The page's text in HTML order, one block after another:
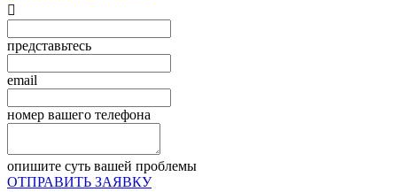

представьтесь
email
номер вашего телефона
опишите суть вашей проблемы
ОТПРАВИТЬ ЗАЯВКУ